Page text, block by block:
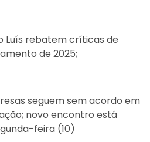
Luís rebatem críticas de
de 2025;
seguem sem acordo em
novo encontro está
feira (10)